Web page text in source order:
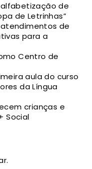
de
de Letrinhas”
de
para a
Centro de
aula do curso
da Língua
crianças e
Social